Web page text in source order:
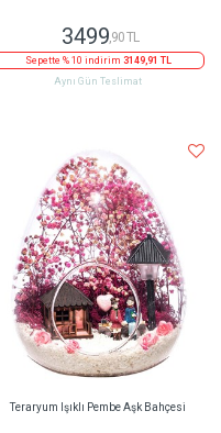
3499,90 TL
Sepette % 10 indirim 3149,91 TL
Aynı Gün Teslimat
Teraryum Işıklı Pembe Aşk Bahçesi